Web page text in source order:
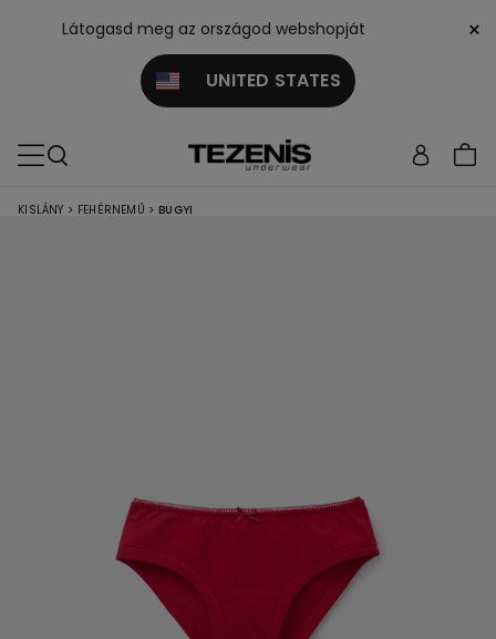
Látogasd meg az országod webshopját
UNITED STATES
×
KISLÁNY > FEHÉRNEMŰ > BUGYI